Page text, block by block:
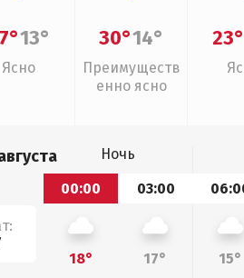
13°
Ясно
30°14°
Преимуществ
енно ясно
23°
Ночь
00:00
03:00
18° 17° 15°